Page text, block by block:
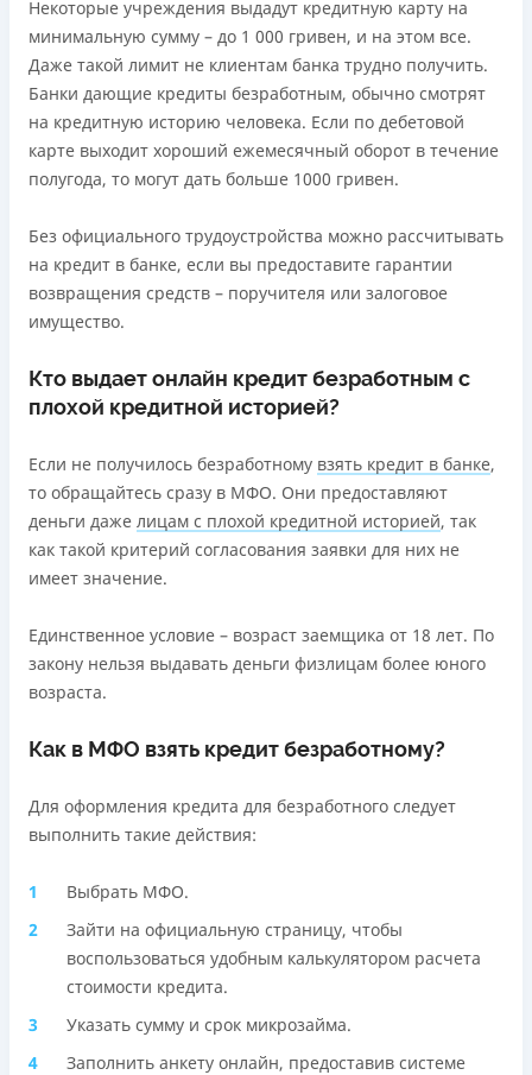
Через терминалы самообслуживания
Через терминалы Приватбанка
Лицензия НБУ
Лицензия переоформлена 27.03.2024 г.
Вся информация о кредите
ПОЛУЧИТЬ ЗАЙМ Подробнее
от 0%
Преимущества
Акция: ставка 0,01% на первый платеж при
использовании промокода;
Быстрый онлайн кредит на банковскую карту без
залога и поручителей;
минут;
Выдача средств происходит круглосуточно по всей
территории Украины;
Верификация BankID.
Недостатки
Нет программы лояльности для постоянных клиентов
Нет круглосуточной поддержки по телефону, в Viber,
Telegram, Facebook
Погашение
Оплата на расчетный счёт
Онлайн (через сайт или интернет-банкинг)
Через терминалы самообслуживания
Лицензия НБУ
Лицензия переоформлена 18.03.2024 г.
Вся информация о кредите
ПОЛУЧИТЬ ЗАЙМ
Некоторые учреждения выдадут кредитную карту на
минимальную сумму – до 1 000 гривен, и на этом все.
Даже такой лимит не клиентам банка трудно получить.
Банки дающие кредиты безработным, обычно смотрят
на кредитную историю человека. Если по дебетовой
карте выходит хороший ежемесячный оборот в течение
полугода, то могут дать больше 1000 гривен.
Без официального трудоустройства можно рассчитывать
на кредит в банке, если вы предоставите гарантии
возвращения средств – поручителя или залоговое
имущество.
Кто выдает онлайн кредит безработным с
плохой кредитной историей?
Если не получилось безработному взять кредит в банке,
то обращайтесь сразу в МФО. Они предоставляют
деньги даже лицам с плохой кредитной историей, так
как такой критерий согласования заявки для них не
имеет значение.
Единственное условие – возраст заемщика от 18 лет. По
закону нельзя выдавать деньги физлицам более юного
возраста.
Как в МФО взять кредит безработному?
Для оформления кредита для безработного следует
выполнить такие действия:
Выбрать МФО.
Зайти на официальную страницу, чтобы
воспользоваться удобным калькулятором расчета
стоимости кредита.
Указать сумму и срок микрозайма.
Заполнить анкету онлайн, предоставив системе